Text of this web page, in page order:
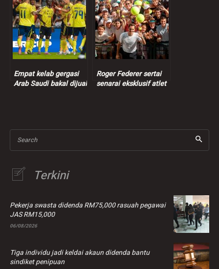
Empat kelab gergasi
Arab Saudi bakal dijual
Roger Federer sertai
senarai eksklusif atlet
Search
Terkini
Pekerja swasta didenda RM75,000 rasuah pegawai
JAS RM15,000
06/08/2026
Tiga individu jadi keldai akaun didenda bantu
sindiket penipuan